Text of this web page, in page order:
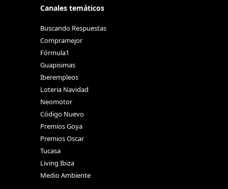
Canales temáticos
Buscando Respuestas
Compramejor
Fórmula1
Guapisimas
Iberempleos
Loteria Navidad
Neomotor
Código Nuevo
Premios Goya
Premios Oscar
Tucasa
Living Ibiza
Medio Ambiente